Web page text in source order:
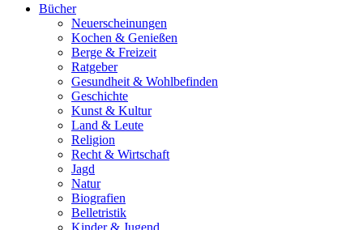
Bücher
Neuerscheinungen
Kochen & Genießen
Berge & Freizeit
Ratgeber
Gesundheit & Wohlbefinden
Geschichte
Kunst & Kultur
Land & Leute
Religion
Recht & Wirtschaft
Jagd
Natur
Biografien
Belletristik
Kinder & Jugend